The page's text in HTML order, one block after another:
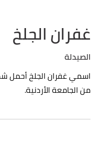
غفران الجلخ
الصيدلة
اسمي غفران الجلخ أحمل
من الجامعة الأردنية.